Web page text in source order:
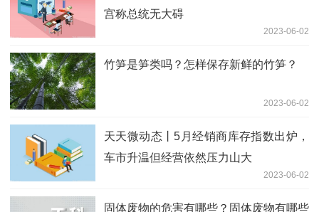
宫称总统无大碍
2023-06-02
竹笋是笋类吗？怎样保存新鲜的竹笋？
2023-06-02
天天微动态丨5月经销商库存指数出炉，
车市升温但经营依然压力山大
2023-06-02
固体废物的危害有哪些？固体废物有哪些